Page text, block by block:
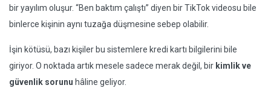
bir yayılım oluşur. “Ben baktım çalıştı” diyen bir TikTok videosu bile
binlerce kişinin aynı tuzağa düşmesine sebep olabilir.
İşin kötüsü, bazı kişiler bu sistemlere kredi kartı bilgilerini bile
giriyor. O noktada artık mesele sadece merak değil, bir kimlik ve
güvenlik sorunu hâline geliyor.